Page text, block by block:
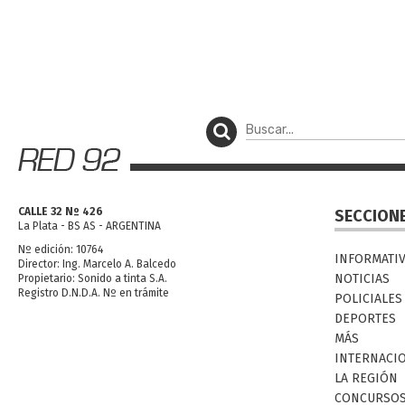
CALLE 32 Nº 426
La Plata - BS AS - ARGENTINA
Nº edición: 10764
Director: Ing. Marcelo A. Balcedo
Propietario: Sonido a tinta S.A.
Registro D.N.D.A. Nº en trámite
NOTICIAS
POLICIALES
DEPORTES
MÁS
LA REGIÓN
CONCURSOS